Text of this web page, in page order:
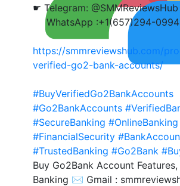
☛ Telegram: @SMMReviewsHub
WhatsApp :+1(657)294-0994
https://smmreviewshub.com/
verified-go2-bank-accounts/
#BuyVerifiedGo2BankAccounts
#Go2BankAccounts
#SecureBanking #OnlineBanking
#FinancialSecurity
#TrustedBanking #Go2Bank
Buy Go2Bank Account
Banking ✉️ Gmail :